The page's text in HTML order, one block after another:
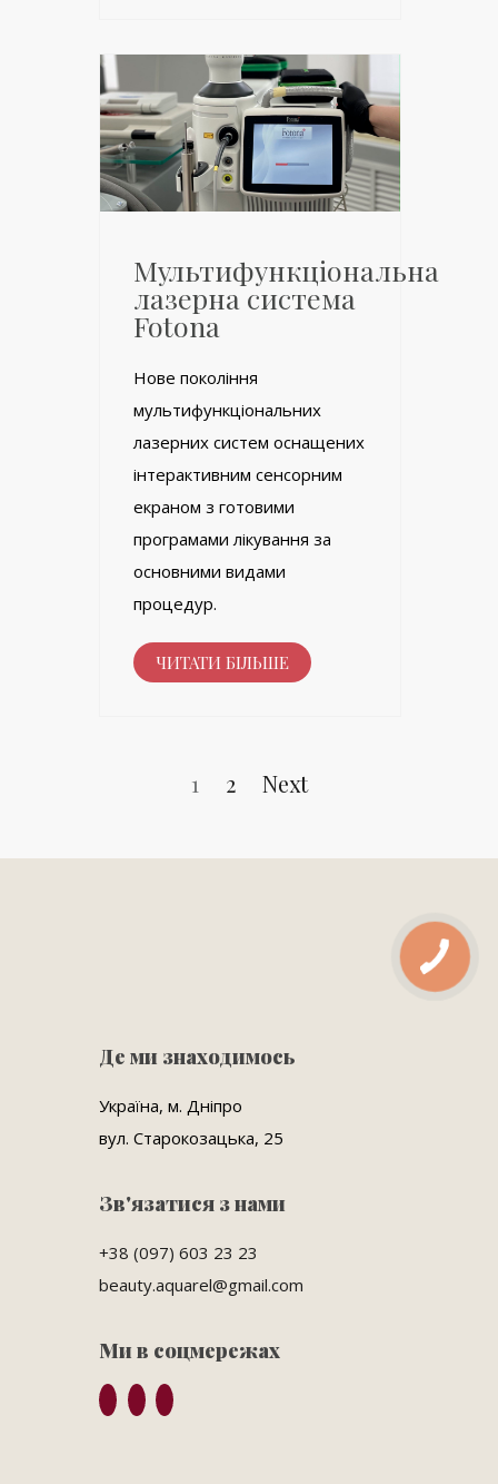
Мультифункціональна
лазерна система
Fotona
Нове покоління
мультифункціональних
лазерних систем оснащених
інтерактивним сенсорним
екраном з готовими
програмами лікування за
основними видами
процедур.
ЧИТАТИ БІЛЬШЕ
Page
1 Page
2 Next
Де ми знаходимось
Україна, м. Дніпро
вул. Старокозацька, 25
Зв'язатися з нами
+38 (097) 603 23 23
beauty.aquarel@gmail.com
Ми в соцмережах